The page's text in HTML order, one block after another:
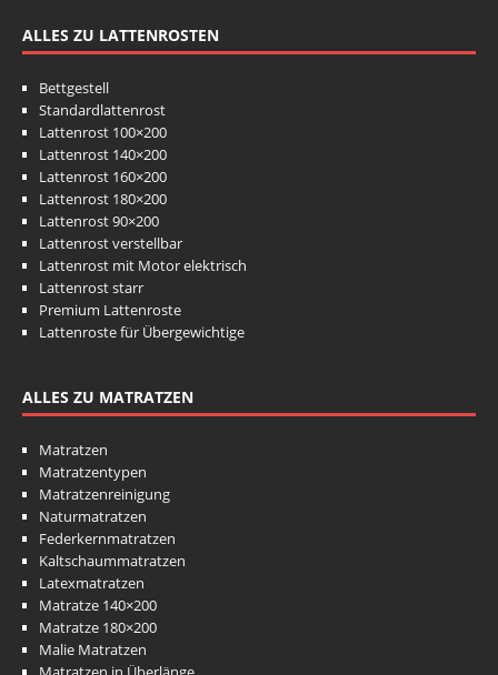
ALLES ZU LATTENROSTEN
Bettgestell
Standardlattenrost
Lattenrost 100×200
Lattenrost 140×200
Lattenrost 160×200
Lattenrost 180×200
Lattenrost 90×200
Lattenrost verstellbar
Lattenrost mit Motor elektrisch
Lattenrost starr
Premium Lattenroste
Lattenroste für Übergewichtige
ALLES ZU MATRATZEN
Matratzen
Matratzentypen
Matratzenreinigung
Naturmatratzen
Federkernmatratzen
Kaltschaummatratzen
Latexmatratzen
Matratze 140×200
Matratze 180×200
Malie Matratzen